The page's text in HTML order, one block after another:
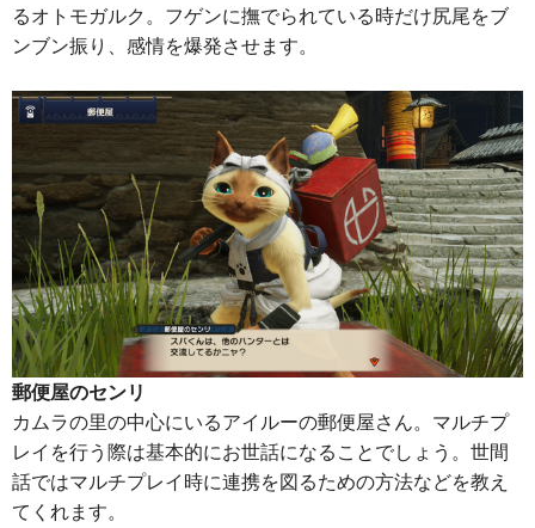
るオトモガルク。フゲンに撫でられている時だけ尻尾をブ
ンブン振り、感情を爆発させます。
郵便屋のセンリ
カムラの里の中心にいるアイルーの郵便屋さん。マルチプ
レイを行う際は基本的にお世話になることでしょう。世間
話ではマルチプレイ時に連携を図るための方法などを教え
てくれます。